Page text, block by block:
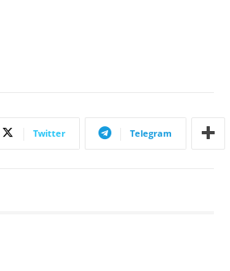
Twitter Telegram